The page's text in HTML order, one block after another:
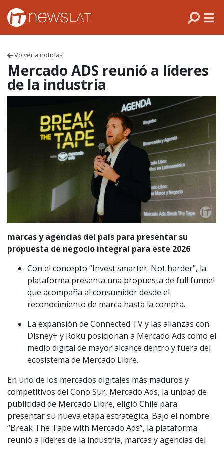
Skip to content
Volver a noticias
Mercado ADS reunió a líderes
de la industria
marcas y agencias del país para presentar su
propuesta de negocio integral para este 2026
Con el concepto “Invest smarter. Not harder”, la
plataforma presenta una propuesta de full funnel
que acompaña al consumidor desde el
reconocimiento de marca hasta la compra.
La expansión de Connected TV y las alianzas con
Disney+ y Roku posicionan a Mercado Ads como el
medio digital de mayor alcance dentro y fuera del
ecosistema de Mercado Libre.
En uno de los mercados digitales más maduros y
competitivos del Cono Sur, Mercado Ads, la unidad de
publicidad de Mercado Libre, eligió Chile para
presentar su nueva etapa estratégica. Bajo el nombre
“Break The Tape with Mercado Ads”, la plataforma
reunió a líderes de la industria, marcas y agencias del
VENEZUELA
ECUADOR
PERÚ
CHILE
ARGENTINA
MÉXICO